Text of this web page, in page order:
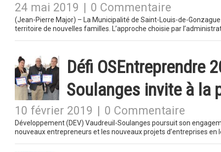
24 mai 2019 0 Commentaire
(Jean-Pierre Major) – La Municipalité de Saint-Louis-de-
territoire de nouvelles familles. L’approche choisie par
Défi OSEntreprendre
Soulanges invite à la
10 février 2019 0 Commentaire
Développement (DEV) Vaudreuil-Soulanges poursuit son
nouveaux entrepreneurs et les nouveaux projets d’entreprises